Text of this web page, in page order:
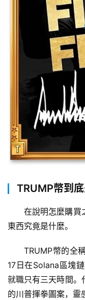
TRUMP幣到底
在說明怎麼購買
東西究竟是什麼。
TRUMP幣的全
17日在Solana區塊
就職只有三天時間。
的川普揮拳圖案，